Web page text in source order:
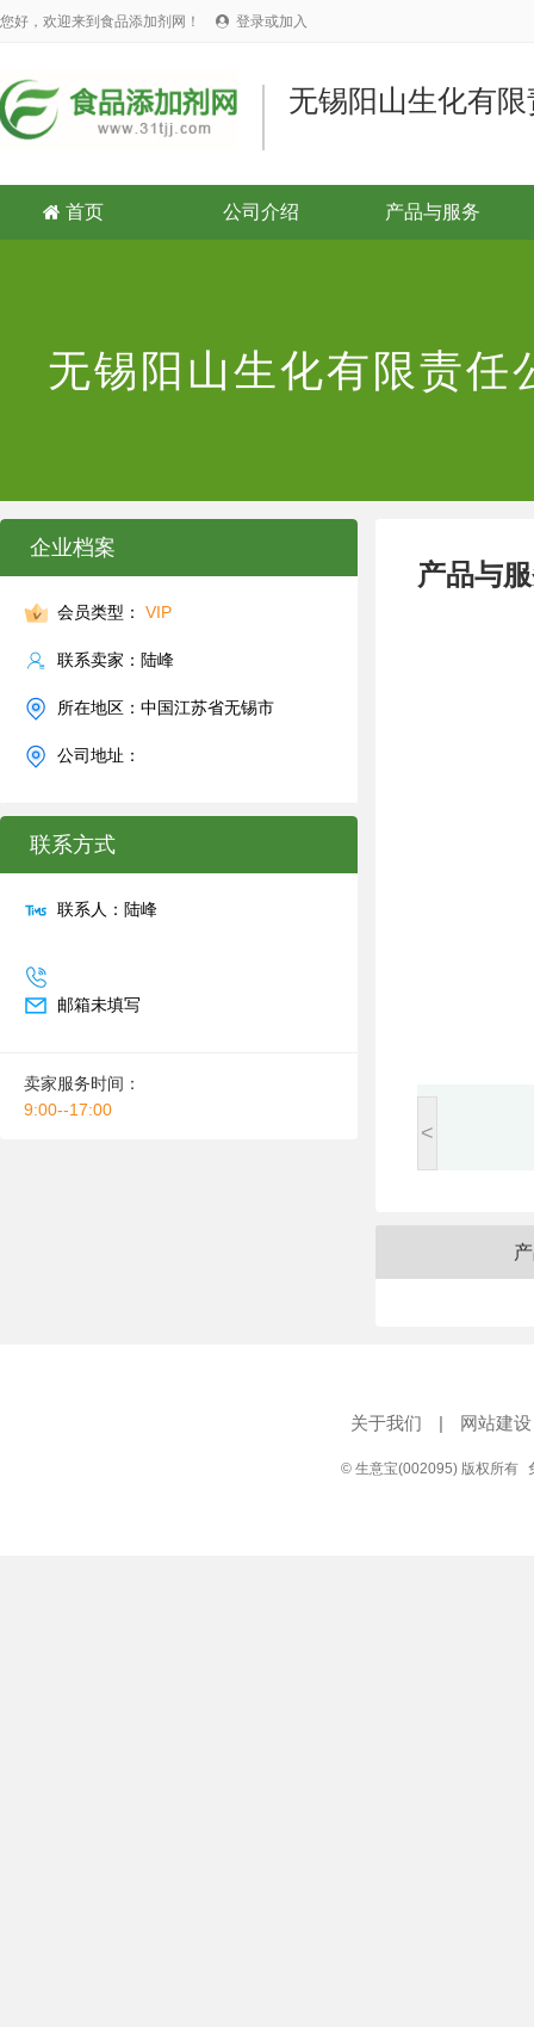
您好，欢迎来到食品添加剂网！  登录或加入
无锡阳山生化有
 首页 公司介绍 产品与服务
无锡阳山生化有限责任
企业档案
会员类型： VIP
联系卖家：陆峰
所在地区：中国江苏省无锡市
公司地址：
联系方式
联系人：陆峰
邮箱未填写
卖家服务时间：
9:00--17:00
产品与
<
关于我们 | 网站建设
© 生意宝(002095) 版权所有